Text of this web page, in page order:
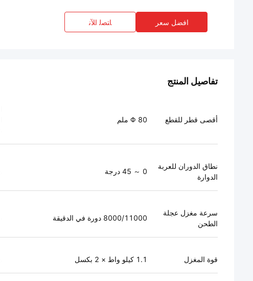
افضل سعر ﺎﺘﺼﻟ ﺍﻶﻧ
تفاصيل المنتج
أقصى قطر للقطع Φ 80 ملم
نطاق الدوران للعربة
الدوارة
0 ～ 45 درجة
سرعة مغزل عجلة
الطحن
8000/11000 دورة في الدقيقة
قوة المغزل 1.1 كيلو واط × 2 بكسل